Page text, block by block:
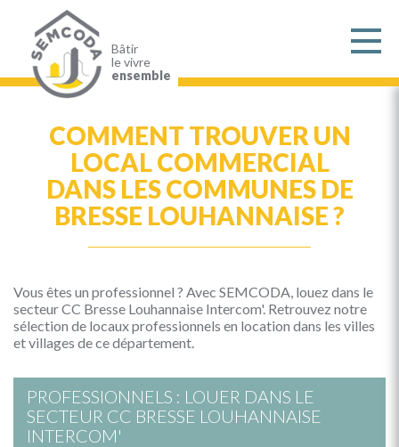
contenu
principal
Bâtir
le vivre
ensemble
COMMENT TROUVER UN
LOCAL COMMERCIAL
DANS LES COMMUNES DE
BRESSE LOUHANNAISE ?
Vous êtes un professionnel ? Avec SEMCODA, louez dans le
secteur CC Bresse Louhannaise Intercom'. Retrouvez notre
sélection de locaux professionnels en location dans les villes
et villages de ce département.
PROFESSIONNELS : LOUER DANS LE
SECTEUR CC BRESSE LOUHANNAISE
INTERCOM'